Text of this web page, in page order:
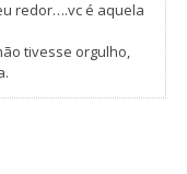
redor….vc é aquela
tivesse orgulho,